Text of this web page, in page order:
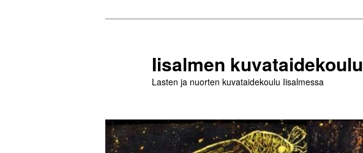
Iisalmen kuvataidekoulu
Lasten ja nuorten kuvataidekoulu Iisalmessa